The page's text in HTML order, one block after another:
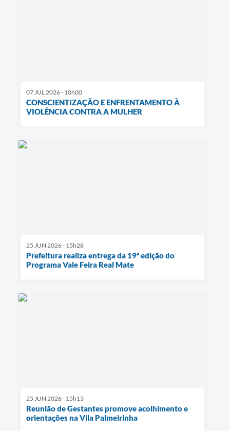
07 JUL 2026 - 10h00
CONSCIENTIZAÇÃO E ENFRENTAMENTO À
VIOLÊNCIA CONTRA A MULHER
25 JUN 2026 - 15h28
Prefeitura realiza entrega da 19ª edição do
Programa Vale Feira Real Mate
25 JUN 2026 - 15h13
Reunião de Gestantes promove acolhimento e
orientações na Vila Palmeirinha